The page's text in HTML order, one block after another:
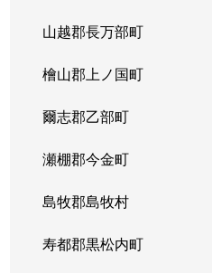
山越郡長万部町
檜山郡上ノ国町
爾志郡乙部町
瀬棚郡今金町
島牧郡島牧村
寿都郡黒松内町